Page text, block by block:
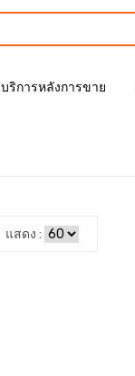
บริการหลังการขาย
แสดง :